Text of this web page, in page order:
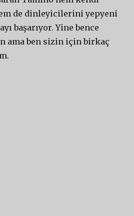
de dinleyicilerini yepyeni
başarıyor. Yine bence
ama ben sizin için birkaç